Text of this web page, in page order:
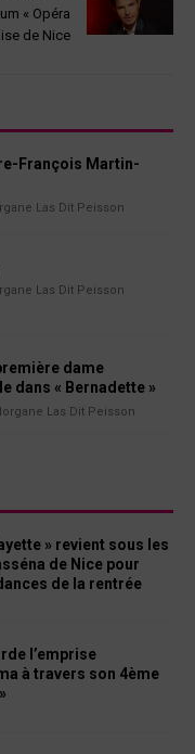
« Opéra
de Nice
François Martin-
Las Dit Peisson
Las Dit Peisson
dame
dans « Bernadette »
Las Dit Peisson
» revient sous les
de Nice pour
de la rentrée
l’emprise
à travers son 4ème